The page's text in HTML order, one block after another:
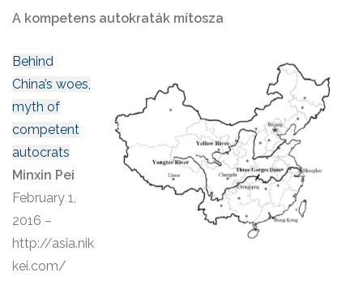
A kompetens autokraták mítosza
Behind
China’s woes,
myth of
competent
autocrats
Minxin Pei
February 1,
2016 –
http://asia.nik
kei.com/